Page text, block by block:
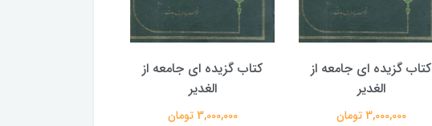
کتاب گزیده ای جامعه از
الغدیر
3,000,000 تومان
کتاب گزیده ای جامعه از
الغدیر
3,000,000 تومان